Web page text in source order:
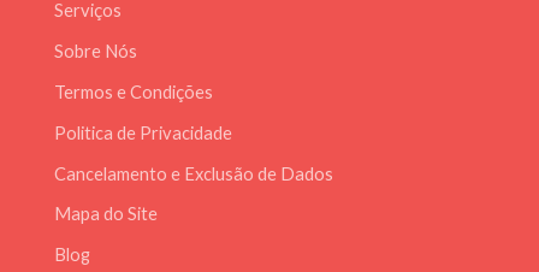
Serviços
Sobre Nós
Termos e Condições
Politica de Privacidade
Cancelamento e Exclusão de Dados
Mapa do Site
Blog